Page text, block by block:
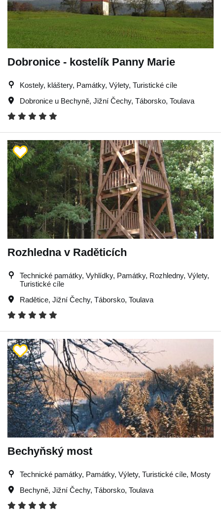
Dobronice - kostelík Panny Marie
Kostely, kláštery, Památky, Výlety, Turistické cíle
Dobronice u Bechyně, Jižní Čechy, Táborsko, Toulava
Rozhledna v Raděticích
Technické památky, Vyhlídky, Památky, Rozhledny, Výlety,
Turistické cíle
Radětice, Jižní Čechy, Táborsko, Toulava
Bechyňský most
Technické památky, Památky, Výlety, Turistické cíle, Mosty
Bechyně, Jižní Čechy, Táborsko, Toulava